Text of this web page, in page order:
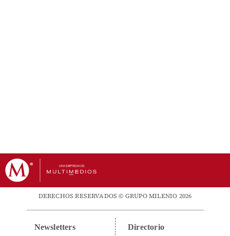
DERECHOS RESERVADOS © GRUPO MILENIO 2026
Newsletters Directorio